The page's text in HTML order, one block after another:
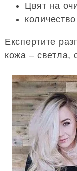
Цвят на
Експертите
кожа – светла,